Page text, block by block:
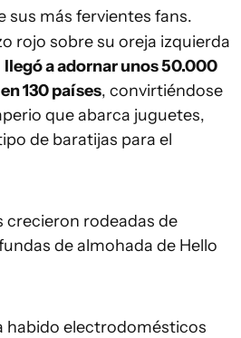
sus más fervientes fans.
rojo sobre su oreja izquierda
llegó a adornar unos 50.000
130 países, convirtiéndose
que abarca juguetes,
de baratijas para el
crecieron rodeadas de
de almohada de Hello
habido electrodomésticos